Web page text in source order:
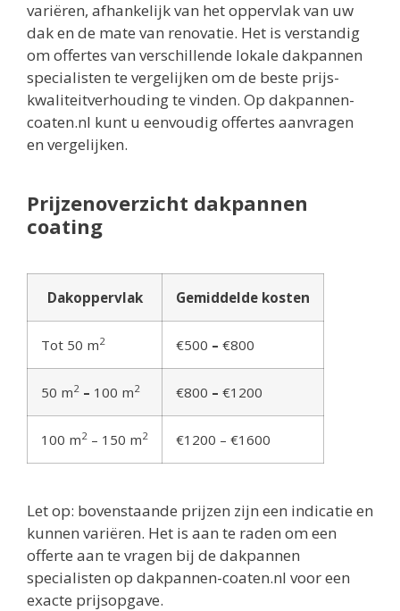
variëren, afhankelijk van het oppervlak van uw
dak en de mate van renovatie. Het is verstandig
om offertes van verschillende lokale dakpannen
specialisten te vergelijken om de beste prijs-
kwaliteitverhouding te vinden. Op dakpannen-
coaten.nl kunt u eenvoudig offertes aanvragen
en vergelijken.
Prijzenoverzicht dakpannen
coating
Dakoppervlak Gemiddelde kosten
Tot 50 m2 €500 – €800
50 m2 – 100 m2 €800 – €1200
100 m2 – 150 m2 €1200 – €1600
Let op: bovenstaande prijzen zijn een indicatie en
kunnen variëren. Het is aan te raden om een
offerte aan te vragen bij de dakpannen
specialisten op dakpannen-coaten.nl voor een
exacte prijsopgave.